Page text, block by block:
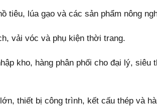
tiêu, lúa gạo và các sản phẩm nông
vải vóc và phụ kiện thời trang.
kho, hàng phân phối cho đại lý, siêu
thiết bị công trình, kết cấu thép và